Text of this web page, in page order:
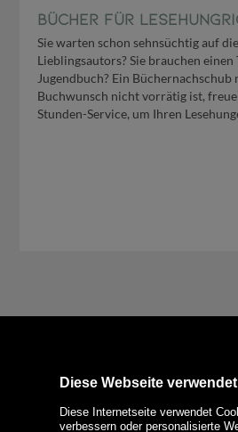
Bücher für
Sie warten schon sehnsüchtig auf
Lieblingsautors? Sie brauchen einen
Jugendbuch? Ein
Buchwunsch nicht vorrätig ist,
Stunden-Service, um Ihren
Diese Webseite
Diese Internetseite verwendet
verbessern oder personalisierte